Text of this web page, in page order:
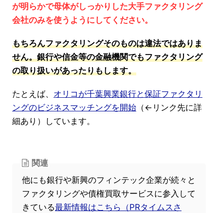
が明らかで母体がしっかりした大手ファクタリング
会社のみを使うようにしてください。
もちろんファクタリングそのものは違法ではありま
せん。銀行や信金等の金融機関でもファクタリング
の取り扱いがあったりもします。
たとえば、 オリコが千葉興業銀行と保証ファクタリ
ングのビジネスマッチングを開始 （←リンク先に詳
細あり）しています。
関連
他にも銀行や新興のフィンテック企業が続々と
ファクタリングや債権買取サービスに参入して
きている最新情報はこちら（PRタイムスさ